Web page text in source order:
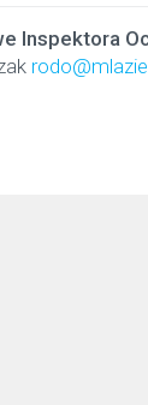
Inspektora